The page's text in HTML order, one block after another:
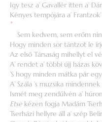
Igy tesz a’ Gavallér itten a’
Kényes tempójára a’
*
Sem kedvem, sem erőm
Hogy minden sor tántzot le
Az első Társaság mihellyt el
A’ rendet a’ többi újj házas
’S hogy minden mátka pár
A’ Szála ’s muzsika
Ismét meg zendűlvén a’
Etse kézen fogja Madám
Tserházi hellyre áll a’ szép